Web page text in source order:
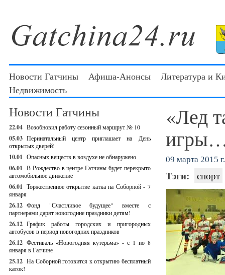
Новости Гатчины Афиша-Анонсы
Литература и
Недвижимость
Новости Гатчины
22.04 Возобновил работу сезонный маршрут № 10
05.03 Перинатальный центр приглашает на День
открытых дверей!
10.01 Опасных веществ в воздухе не обнаружено
06.01 В Рождество в центре Гатчины будет перекрыто
автомобильное движение
06.01 Торжественное открытие катка на Соборной - 7
января
26.12 Фонд "Счастливое будущее" вместе с
партнерами дарят новогодние праздники детям!
26.12 График работы городских и пригородных
автобусов в период новогодних праздников
26.12 Фестиваль «Новогодняя кутерьма» - с 1 по 8
января в Гатчине
25.12 На Соборной готовится к открытию бесплатный
каток!
«Лед
09 марта 2015 г.
Тэги: спорт